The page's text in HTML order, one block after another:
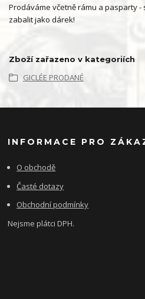
Prodáváme včetně rámu a pasparty -
zabalit jako dárek!
Zboží zařazeno v kategoriích
GICLÉE PRODANÉ
INFORMACE PRO
O obchodě
Časté dotazy
Obchodní podmínky
Nejsme plátci DPH.